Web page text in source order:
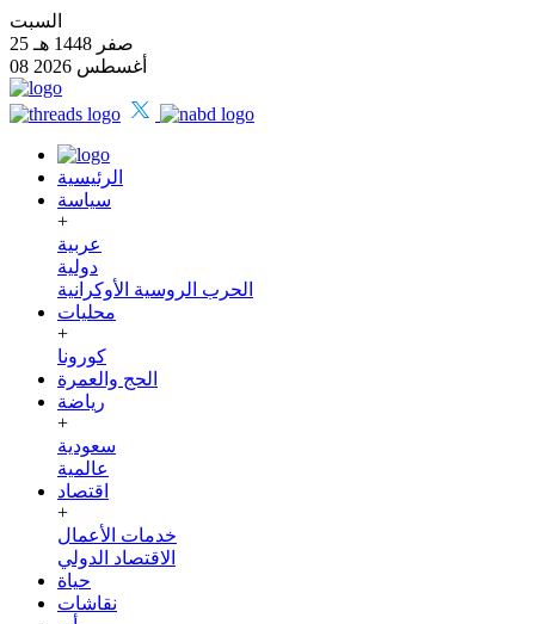
السبت
25 صفر 1448 هـ
08 أغسطس 2026
الرئيسية
سياسة
+
عربية
دولية
الحرب الروسية الأوكرانية
محليات
+
كورونا
الحج والعمرة
رياضة
+
سعودية
عالمية
اقتصاد
+
خدمات الأعمال
الاقتصاد الدولي
حياة
نقاشات